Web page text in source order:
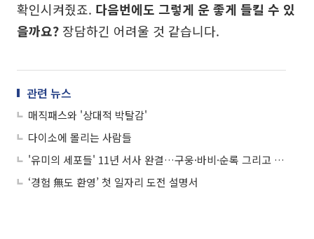
확인시켜줬죠. 다음번에도 그렇게 운 좋게 들킬 수 있
을까요? 장담하긴 어려울 것 같습니다.
관련 뉴스
매직패스와 '상대적 박탈감'
다이소에 몰리는 사람들
'유미의 세포들' 11년 서사 완결…구웅·바비·순록 그리고 유미
‘경험 無도 환영’ 첫 일자리 도전 설명서